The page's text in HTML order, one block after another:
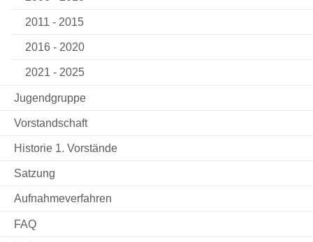
2011 - 2015
2016 - 2020
2021 - 2025
Jugendgruppe
Vorstandschaft
Historie 1. Vorstände
Satzung
Aufnahmeverfahren
FAQ